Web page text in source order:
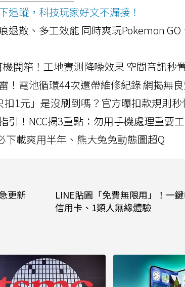
追蹤，科技玩家好文不漏接！
退散、多工效能 同時爽玩Pokemon
機開箱！工地實測降噪效果 空間音訊秒
！電池循環44次還帶維修紀錄 網揭無
1元」是沒刷到嗎？官方曝扣款規則秒
引！NCC揭3重點：勿用手機處理重要
下載爽用半年、熊大兔兔動態圖超Q
更新
LINE貼圖「免費無限用」！一
信用卡、1類人無緣體驗